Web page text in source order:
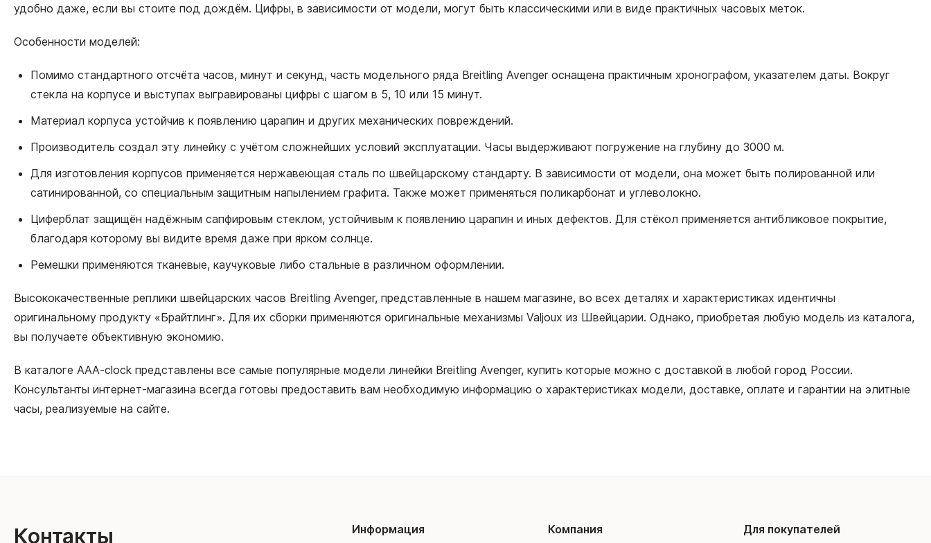
удобно даже, если вы стоите под дождём. Цифры, в зависимости от модели, могут быть классическими или в виде практичных часовых меток.
Особенности моделей:
Помимо стандартного отсчёта часов, минут и секунд, часть модельного ряда Breitling Avenger оснащена практичным хронографом, указателем даты. Вокруг
стекла на корпусе и выступах выгравированы цифры с шагом в 5, 10 или 15 минут.
Материал корпуса устойчив к появлению царапин и других механических повреждений.
Производитель создал эту линейку с учётом сложнейших условий эксплуатации. Часы выдерживают погружение на глубину до 3000 м.
Для изготовления корпусов применяется нержавеющая сталь по швейцарскому стандарту. В зависимости от модели, она может быть полированной или
сатинированной, со специальным защитным напылением графита. Также может применяться поликарбонат и углеволокно.
Циферблат защищён надёжным сапфировым стеклом, устойчивым к появлению царапин и иных дефектов. Для стёкол применяется антибликовое покрытие,
благодаря которому вы видите время даже при ярком солнце.
Ремешки применяются тканевые, каучуковые либо стальные в различном оформлении.
Высококачественные реплики швейцарских часов Breitling Avenger, представленные в нашем магазине, во всех деталях и характеристиках идентичны
оригинальному продукту «Брайтлинг». Для их сборки применяются оригинальные механизмы Valjoux из Швейцарии. Однако, приобретая любую модель из каталога,
вы получаете объективную экономию.
В каталоге AAA-clock представлены все самые популярные модели линейки Breitling Avenger, купить которые можно с доставкой в любой город России.
Консультанты интернет-магазина всегда готовы предоставить вам необходимую информацию о характеристиках модели, доставке, оплате и гарантии на элитные
часы, реализуемые на сайте.
Контакты Информация Компания Для покупателей